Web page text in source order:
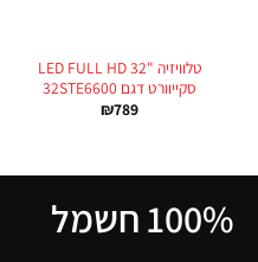
טלוויזיה "LED FULL HD 32
סקייוורט דגם 32STE6600
₪789
100% חשמל